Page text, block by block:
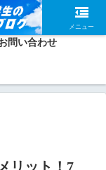
ってどんな人？
問い合わせ
リット！7
メニュー